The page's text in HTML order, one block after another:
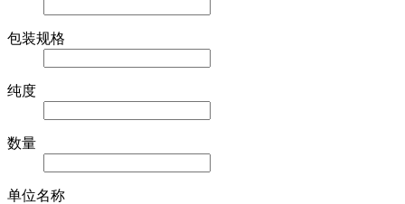
包装规格
纯度
数量
单位名称